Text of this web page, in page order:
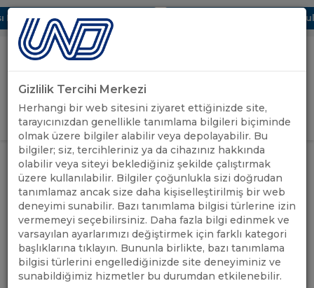
UBAK Bölümü Hakkında UND, Yunanistan Vize
Uluslararası Nakliyeciler Derneği
GİRİŞ YAP
ANASAYFA /
ÖNEMLİ
DUYURULAR
/
İTHALAT KONTROL SİSTEMİ 2
(ICS2) BİLGİLENDİRME WEBİNARI
HAKKINDA
İTHALAT KONTROL SİSTEMİ
2 (ICS2) BİLGİLENDİRME
WEBİNARI HAKKINDA
Gizlilik Tercihi Merkezi
Herhangi bir web sitesini ziyaret ettiğinizde site,
tarayıcınızdan genellikle tanımlama bilgileri biçiminde
olmak üzere bilgiler alabilir veya depolayabilir. Bu
bilgiler; siz, tercihleriniz ya da cihazınız hakkında
olabilir veya siteyi beklediğiniz şekilde çalıştırmak
üzere kullanılabilir. Bilgiler çoğunlukla sizi doğrudan
tanımlamaz ancak size daha kişiselleştirilmiş bir web
deneyimi sunabilir. Bazı tanımlama bilgisi türlerine izin
vermemeyi seçebilirsiniz. Daha fazla bilgi edinmek ve
varsayılan ayarlarımızı değiştirmek için farklı kategori
başlıklarına tıklayın. Bununla birlikte, bazı tanımlama
bilgisi türlerini engellediğinizde site deneyiminiz ve
sunabildiğimiz hizmetler bu durumdan etkilenebilir.